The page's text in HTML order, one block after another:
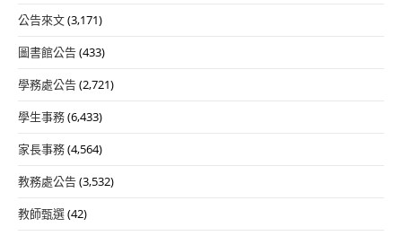
公告來文(3,171)
圖書館公告(433)
學務處公告(2,721)
學生事務(6,433)
家長事務(4,564)
教務處公告(3,532)
教師甄選(42)